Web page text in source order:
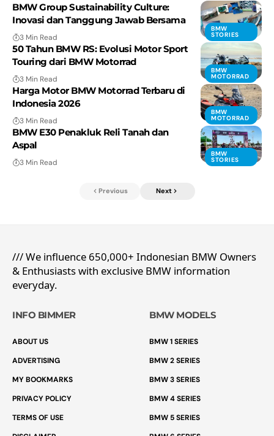
BMW
STORIES
BMW Group Sustainability Culture:
Inovasi dan Tanggung Jawab Bersama
3 Min Read
BMW
MOTORRAD
50 Tahun BMW RS: Evolusi Motor Sport
Touring dari BMW Motorrad
3 Min Read
BMW
MOTORRAD
Harga Motor BMW Motorrad Terbaru di
Indonesia 2026
3 Min Read
BMW
STORIES
BMW E30 Penakluk Reli Tanah dan
Aspal
3 Min Read
Previous Next
/// We influence 650,000+ Indonesian BMW Owners
& Enthusiasts with exclusive BMW information
everyday.
INFO BIMMER
ABOUT US
ADVERTISING
MY BOOKMARKS
PRIVACY POLICY
TERMS OF USE
BMW MODELS
BMW 1 SERIES
BMW 2 SERIES
BMW 3 SERIES
BMW 4 SERIES
BMW 5 SERIES